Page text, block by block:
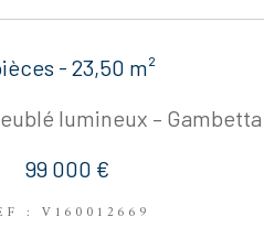
- 23,50 m²
lumineux –
99 000 €
: V160012669